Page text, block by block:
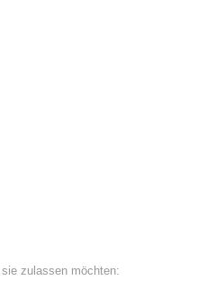
zulassen möchten: